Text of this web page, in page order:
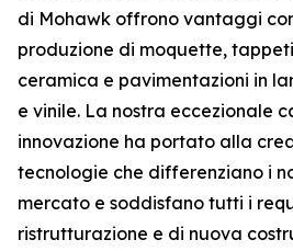
di Mohawk offrono vantaggi
produzione di moquette,
ceramica e pavimentazioni in
e vinile. La nostra eccezionale
innovazione ha portato alla
tecnologie che differenziano i
mercato e soddisfano tutti i
ristrutturazione e di nuova